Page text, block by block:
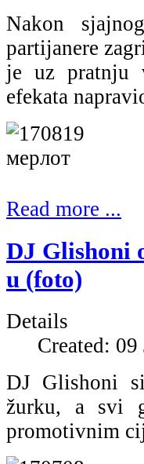
Nakon
partijanere
je uz pratnju
efekata
Read more ...
DJ Glishoni
u (foto)
Details
Created:
DJ Glishoni
žurku, a svi
promotivnim